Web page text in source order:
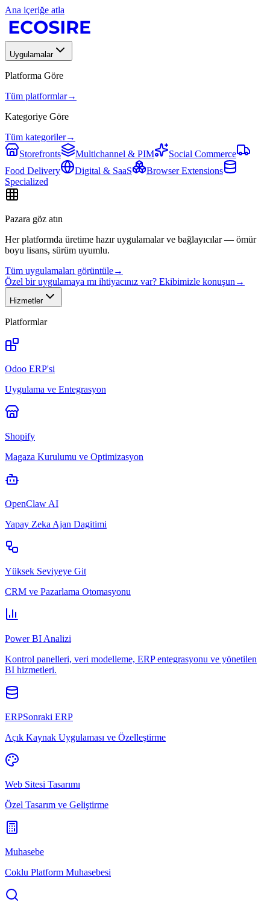
Ana içeriğe atla
Uygulamalar
Platforma Göre
Tüm platformlar→
Kategoriye Göre
Tüm kategoriler→
Storefronts
Multichannel & PIM
Social Commerce
Food Delivery
Digital & SaaS
Browser Extensions
Specialized
Pazara göz atın
Her platformda üretime hazır uygulamalar ve bağlayıcılar — ömür
boyu lisans, sürüm uyumlu.
Tüm uygulamaları görüntüle→
Özel bir uygulamaya mı ihtiyacınız var? Ekibimizle konuşun →
Hizmetler
Platformlar
Odoo ERP'si
Uygulama ve Entegrasyon
Shopify
Magaza Kurulumu ve Optimizasyon
OpenClaw AI
Yapay Zeka Ajan Dagitimi
Yüksek Seviyeye Git
CRM ve Pazarlama Otomasyonu
Power BI Analizi
Kontrol panelleri, veri modelleme, ERP entegrasyonu ve yönetilen
BI hizmetleri.
ERPSonraki ERP
Açık Kaynak Uygulaması ve Özelleştirme
Web Sitesi Tasarımı
Özel Tasarım ve Geliştirme
Muhasebe
Coklu Platform Muhasebesi